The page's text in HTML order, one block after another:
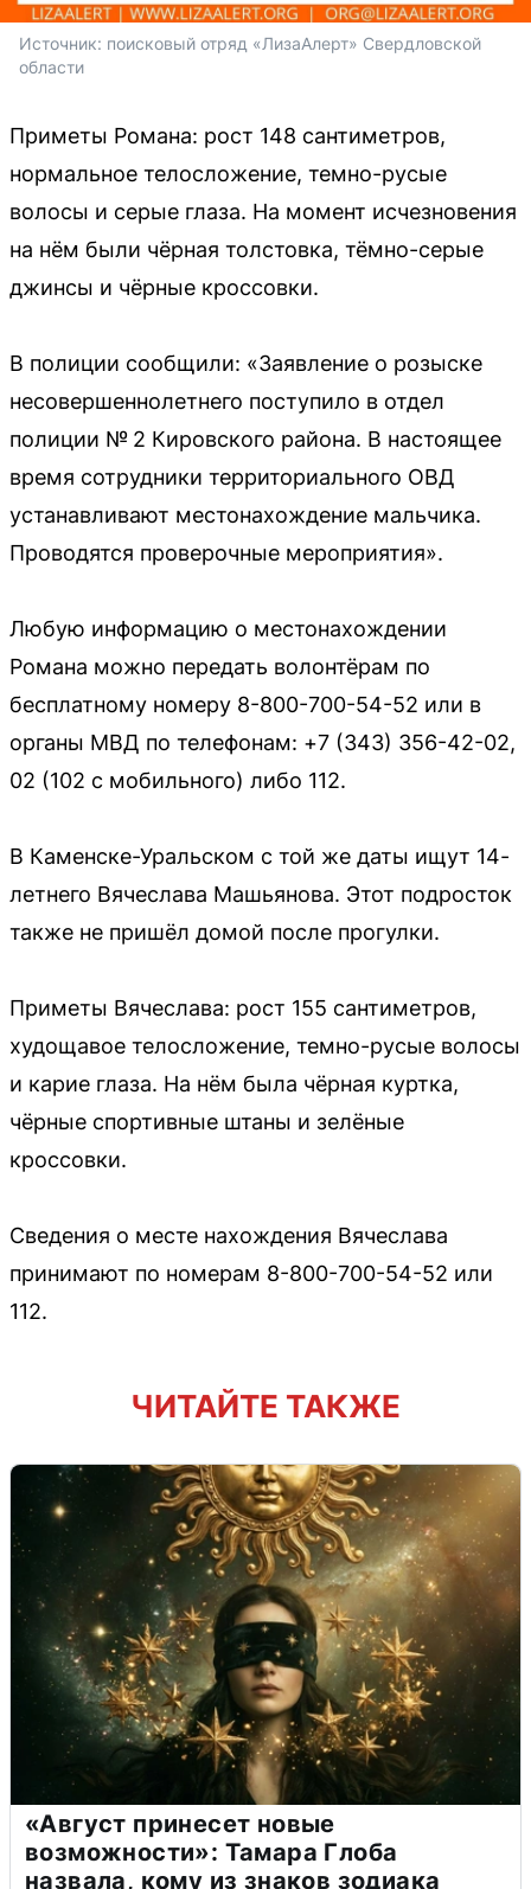
Источник: поисковый отряд «ЛизаАлерт» Свердловской
области
Приметы Романа: рост 148 сантиметров,
нормальное телосложение, темно-русые
волосы и серые глаза. На момент исчезновения
на нём были чёрная толстовка, тёмно-серые
джинсы и чёрные кроссовки.
В полиции сообщили: «Заявление о розыске
несовершеннолетнего поступило в отдел
полиции № 2 Кировского района. В настоящее
время сотрудники территориального ОВД
устанавливают местонахождение мальчика.
Проводятся проверочные мероприятия».
Любую информацию о местонахождении
Романа можно передать волонтёрам по
бесплатному номеру 8-800-700-54-52 или в
органы МВД по телефонам: +7 (343) 356-42-02,
02 (102 с мобильного) либо 112.
В Каменске-Уральском с той же даты ищут 14-
летнего Вячеслава Машьянова. Этот подросток
также не пришёл домой после прогулки.
Приметы Вячеслава: рост 155 сантиметров,
худощавое телосложение, темно-русые волосы
и карие глаза. На нём была чёрная куртка,
чёрные спортивные штаны и зелёные
кроссовки.
Сведения о месте нахождения Вячеслава
принимают по номерам 8-800-700-54-52 или
112.
ЧИТАЙТЕ ТАКЖЕ
«Август принесет новые
возможности»: Тамара Глоба
назвала, кому из знаков зодиака